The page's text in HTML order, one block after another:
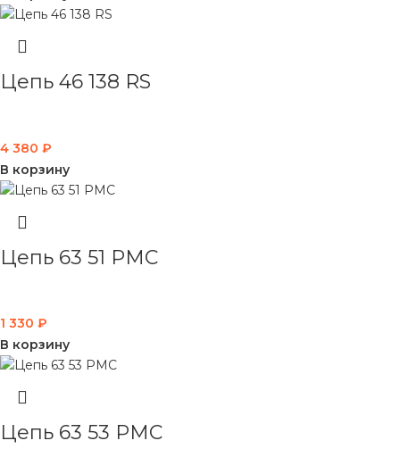
Цепь 46 138 RS
4 380 ₽
В корзину
Цепь 63 51 PMC
1 330 ₽
В корзину
Цепь 63 53 PMC